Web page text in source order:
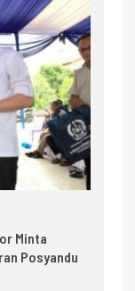
Minta
Posyandu